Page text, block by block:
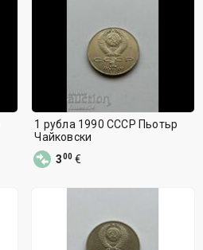
1 рубла 1990 СССР Пьотьр
Чайковски
300 €